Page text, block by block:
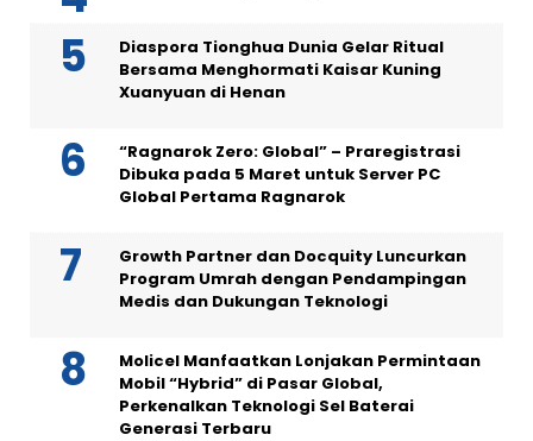
Diaspora Tionghua Dunia Gelar Ritual
Bersama Menghormati Kaisar Kuning
Xuanyuan di Henan
“Ragnarok Zero: Global” – Praregistrasi
Dibuka pada 5 Maret untuk Server PC
Global Pertama Ragnarok
Growth Partner dan Docquity Luncurkan
Program Umrah dengan Pendampingan
Medis dan Dukungan Teknologi
Molicel Manfaatkan Lonjakan Permintaan
Mobil “Hybrid” di Pasar Global,
Perkenalkan Teknologi Sel Baterai
Generasi Terbaru